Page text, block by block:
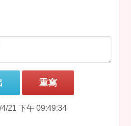
21 下午 09:49:34